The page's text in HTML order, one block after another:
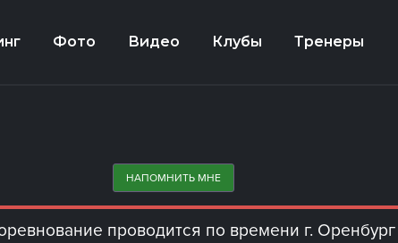
Фото Видео Клубы Тренеры
НАПОМНИТЬ МНЕ
проводится по времени г. Оренбург